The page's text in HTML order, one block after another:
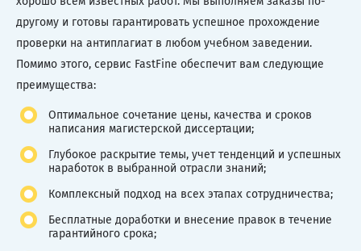
другому и готовы гарантировать успешное прохождение
проверки на антиплагиат в любом учебном заведении.
Помимо этого, сервис FastFine обеспечит вам следующие
преимущества:
Оптимальное сочетание цены, качества и сроков
написания магистерской диссертации;
Глубокое раскрытие темы, учет тенденций и успешных
наработок в выбранной отрасли знаний;
Комплексный подход на всех этапах сотрудничества;
Бесплатные доработки и внесение правок в течение
гарантийного срока;